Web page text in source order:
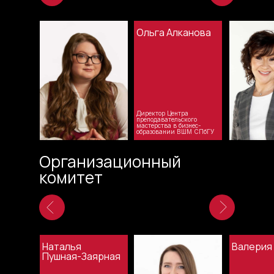
Ольга Алканова
Директор Центра
преподавательского
мастерства в бизнес-
образовании ВШМ СПбГУ
Организационный
комитет
Наталья
Пушная-Заярная